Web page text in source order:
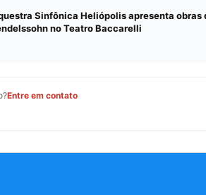
Sinfônica Heliópolis apresenta obras
no Teatro Baccarelli
Entre em contato